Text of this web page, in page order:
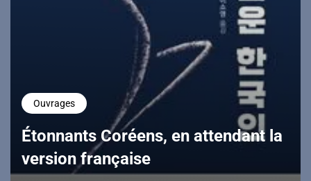
Ouvrages
Étonnants Coréens, en attendant la
version française